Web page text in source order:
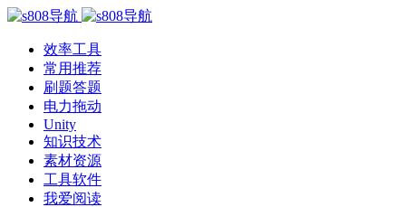
效率工具
常用推荐
刷题答题
电力拖动
Unity
知识技术
素材资源
工具软件
我爱阅读